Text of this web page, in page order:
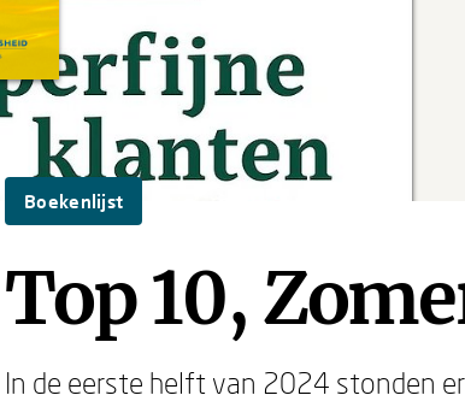
Boekenlijst
Top 10,
In de eerste helft van 2024 stonden